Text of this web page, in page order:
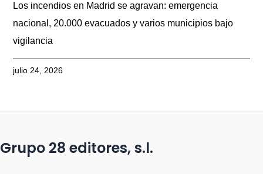
Los incendios en Madrid se agravan: emergencia
nacional, 20.000 evacuados y varios municipios bajo
vigilancia
julio 24, 2026
Grupo 28 editores, s.l.